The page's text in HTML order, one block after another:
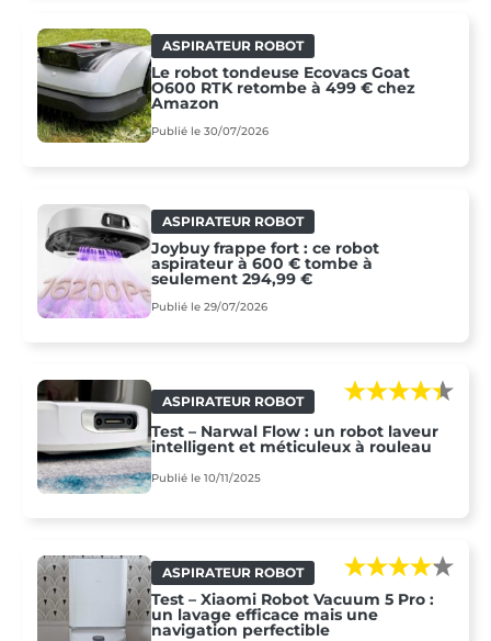
ASPIRATEUR ROBOT
Le robot tondeuse Ecovacs Goat
O600 RTK retombe à 499 € chez
Amazon
Publié le 30/07/2026
ASPIRATEUR ROBOT
Joybuy frappe fort : ce robot
aspirateur à 600 € tombe à
seulement 294,99 €
Publié le 29/07/2026
ASPIRATEUR ROBOT
Test – Narwal Flow : un robot laveur
intelligent et méticuleux à rouleau
Publié le 10/11/2025
ASPIRATEUR ROBOT
Test – Xiaomi Robot Vacuum 5 Pro :
un lavage efficace mais une
navigation perfectible